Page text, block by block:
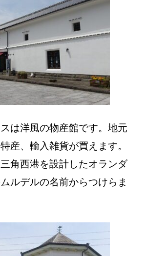
は洋風の物産館です。地元
産、輸入雑貨が買えます。
角西港を設計したオランダ
ルデルの名前からつけらま